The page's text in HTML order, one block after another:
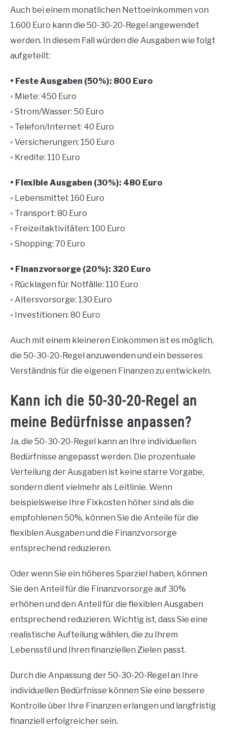
Auch bei einem monatlichen Nettoeinkommen von
1.600 Euro kann die 50-30-20-Regel angewendet
werden. In diesem Fall würden die Ausgaben wie folgt
aufgeteilt:
• Feste Ausgaben (50%): 800 Euro
◦ Miete: 450 Euro
◦ Strom/Wasser: 50 Euro
◦ Telefon/Internet: 40 Euro
◦ Versicherungen: 150 Euro
◦ Kredite: 110 Euro
• Flexible Ausgaben (30%): 480 Euro
◦ Lebensmittel: 160 Euro
◦ Transport: 80 Euro
◦ Freizeitaktivitäten: 100 Euro
◦ Shopping: 70 Euro
• Finanzvorsorge (20%): 320 Euro
◦ Rücklagen für Notfälle: 110 Euro
◦ Altersvorsorge: 130 Euro
◦ Investitionen: 80 Euro
Auch mit einem kleineren Einkommen ist es möglich,
die 50-30-20-Regel anzuwenden und ein besseres
Verständnis für die eigenen Finanzen zu entwickeln.
Kann ich die 50-30-20-Regel an
meine Bedürfnisse anpassen?
Ja, die 50-30-20-Regel kann an Ihre individuellen
Bedürfnisse angepasst werden. Die prozentuale
Verteilung der Ausgaben ist keine starre Vorgabe,
sondern dient vielmehr als Leitlinie. Wenn
beispielsweise Ihre Fixkosten höher sind als die
empfohlenen 50%, können Sie die Anteile für die
flexiblen Ausgaben und die Finanzvorsorge
entsprechend reduzieren.
Oder wenn Sie ein höheres Sparziel haben, können
Sie den Anteil für die Finanzvorsorge auf 30%
erhöhen und den Anteil für die flexiblen Ausgaben
entsprechend reduzieren. Wichtig ist, dass Sie eine
realistische Aufteilung wählen, die zu Ihrem
Lebensstil und Ihren finanziellen Zielen passt.
Durch die Anpassung der 50-30-20-Regel an Ihre
individuellen Bedürfnisse können Sie eine bessere
Kontrolle über Ihre Finanzen erlangen und langfristig
finanziell erfolgreicher sein.